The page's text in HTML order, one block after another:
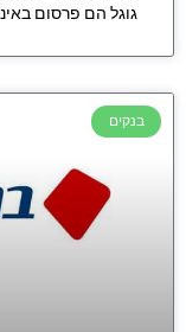
גוגל הם פרסום
בנקים